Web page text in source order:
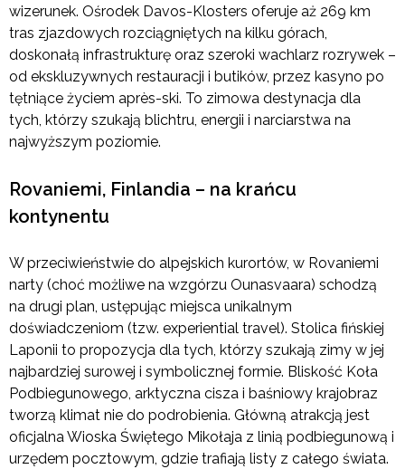
wizerunek. Ośrodek Davos-Klosters oferuje aż 269 km
tras zjazdowych rozciągniętych na kilku górach,
doskonałą infrastrukturę oraz szeroki wachlarz rozrywek –
od ekskluzywnych restauracji i butików, przez kasyno po
tętniące życiem après-ski. To zimowa destynacja dla
tych, którzy szukają blichtru, energii i narciarstwa na
najwyższym poziomie.
Rovaniemi, Finlandia – na krańcu
kontynentu
W przeciwieństwie do alpejskich kurortów, w Rovaniemi
narty (choć możliwe na wzgórzu Ounasvaara) schodzą
na drugi plan, ustępując miejsca unikalnym
doświadczeniom (tzw. experiential travel). Stolica fińskiej
Laponii to propozycja dla tych, którzy szukają zimy w jej
najbardziej surowej i symbolicznej formie. Bliskość Koła
Podbiegunowego, arktyczna cisza i baśniowy krajobraz
tworzą klimat nie do podrobienia. Główną atrakcją jest
oficjalna Wioska Świętego Mikołaja z linią podbiegunową i
urzędem pocztowym, gdzie trafiają listy z całego świata.